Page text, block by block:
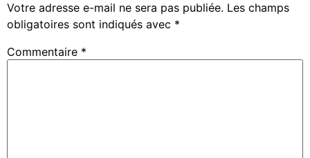
Votre adresse e-mail ne sera pas publiée. Les champs
obligatoires sont indiqués avec *
Commentaire *